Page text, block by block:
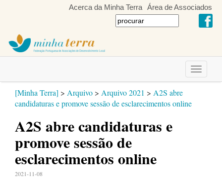
Acerca da Minha Terra Área de Associados
Toggle
[Minha Terra] > Arquivo > Arquivo 2021 > A2S abre
candidaturas e promove sessão de esclarecimentos online
A2S abre candidaturas e
promove sessão de
esclarecimentos online
2021-11-08